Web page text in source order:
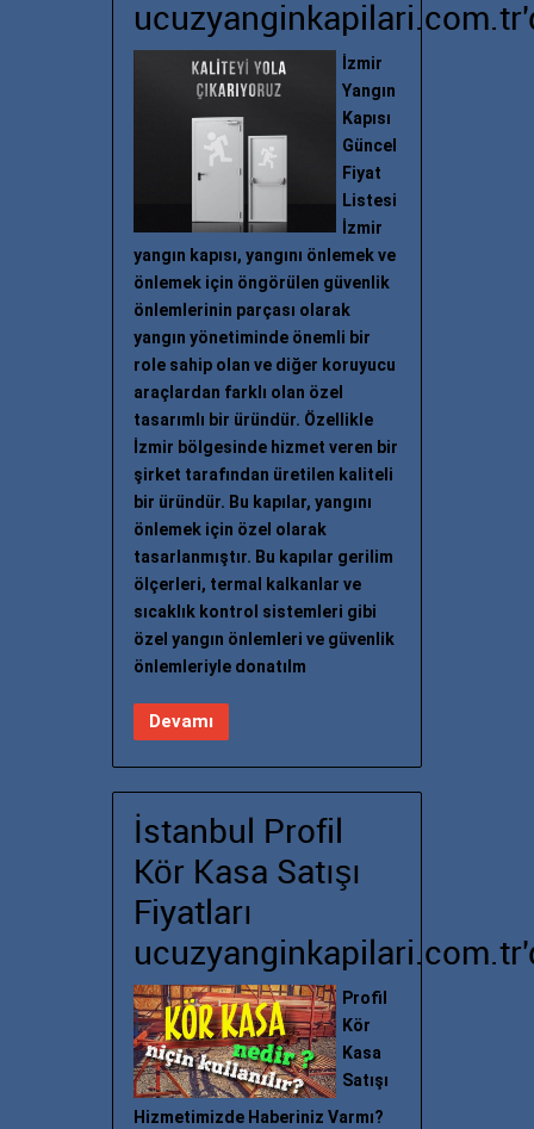
İzmir
Yangın
Kapısı
Güncel
Fiyat
Listesi
İzmir
yangın kapısı, yangını önlemek ve
önlemek için öngörülen güvenlik
önlemlerinin parçası olarak
yangın yönetiminde önemli bir
role sahip olan ve diğer koruyucu
araçlardan farklı olan özel
tasarımlı bir üründür. Özellikle
İzmir bölgesinde hizmet veren bir
şirket tarafından üretilen kaliteli
bir üründür. Bu kapılar, yangını
önlemek için özel olarak
tasarlanmıştır. Bu kapılar gerilim
ölçerleri, termal kalkanlar ve
sıcaklık kontrol sistemleri gibi
özel yangın önlemleri ve güvenlik
önlemleriyle donatılm
Devamı
İstanbul Profil
Kör Kasa Satışı
Fiyatları
Profil
Kör
Kasa
Satışı
Hizmetimizde Haberiniz Varmı?